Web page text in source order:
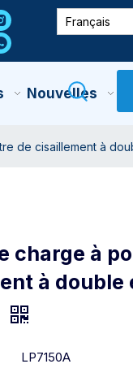
Français
Nouvelles
de cisaillement à
charge à
à double
LP7150A